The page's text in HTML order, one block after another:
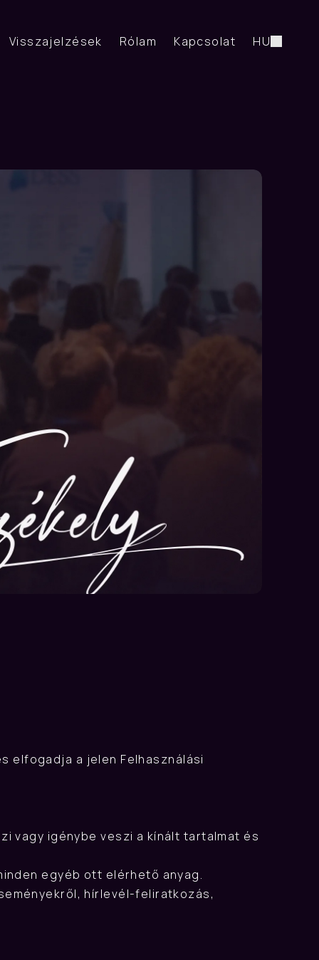
Visszajelzések Rólam Kapcsolat HU
elfogadja a jelen Felhasználási
vagy igénybe veszi a kínált tartalmat és
egyéb ott elérhető anyag.
hírlevél-feliratkozás,